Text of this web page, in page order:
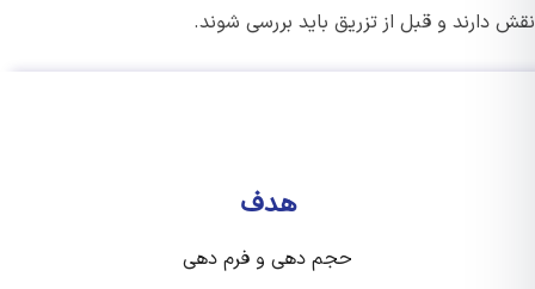
دارند و قبل از تزریق باید بررسی شوند.
هدف
حجم دهی و فرم دهی